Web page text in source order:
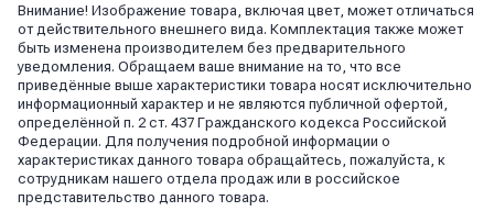
Внимание! Изображение товара, включая цвет, может отличаться
от действительного внешнего вида. Комплектация также может
быть изменена производителем без предварительного
уведомления. Обращаем ваше внимание на то, что все
приведённые выше характеристики товара носят исключительно
информационный характер и не являются публичной офертой,
определённой п. 2 ст. 437 Гражданского кодекса Российской
Федерации. Для получения подробной информации о
характеристиках данного товара обращайтесь, пожалуйста, к
сотрудникам нашего отдела продаж или в российское
представительство данного товара.